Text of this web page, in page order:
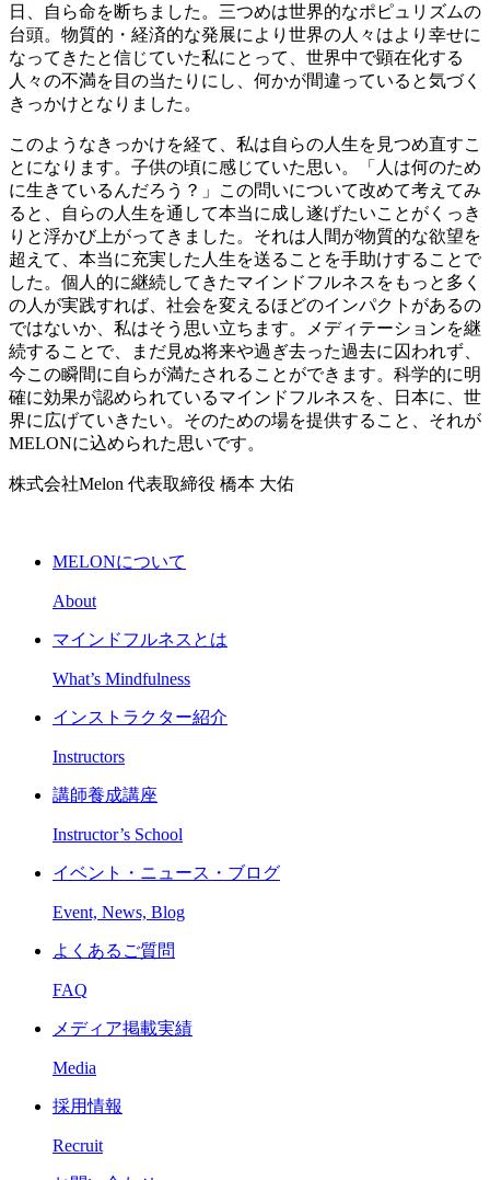
日、自ら命を断ちました。三つめは世界的なポピュリズムの
台頭。物質的・経済的な発展により世界の人々はより幸せに
なってきたと信じていた私にとって、世界中で顕在化する
人々の不満を目の当たりにし、何かが間違っていると気づく
きっかけとなりました。
このようなきっかけを経て、私は自らの人生を見つめ直すこ
とになります。子供の頃に感じていた思い。「人は何のため
に生きているんだろう？」この問いについて改めて考えてみ
ると、自らの人生を通して本当に成し遂げたいことがくっき
りと浮かび上がってきました。それは人間が物質的な欲望を
超えて、本当に充実した人生を送ることを手助けすることで
した。個人的に継続してきたマインドフルネスをもっと多く
の人が実践すれば、社会を変えるほどのインパクトがあるの
ではないか、私はそう思い立ちます。メディテーションを継
続することで、まだ見ぬ将来や過ぎ去った過去に囚われず、
今この瞬間に自らが満たされることができます。科学的に明
確に効果が認められているマインドフルネスを、日本に、世
界に広げていきたい。そのための場を提供すること、それが
MELONに込められた思いです。
株式会社Melon 代表取締役 橋本 大佑
MELONについて
About
マインドフルネスとは
What’s Mindfulness
インストラクター紹介
Instructors
講師養成講座
Instructor’s School
イベント・ニュース・ブログ
Event, News, Blog
よくあるご質問
FAQ
メディア掲載実績
Media
採用情報
Recruit